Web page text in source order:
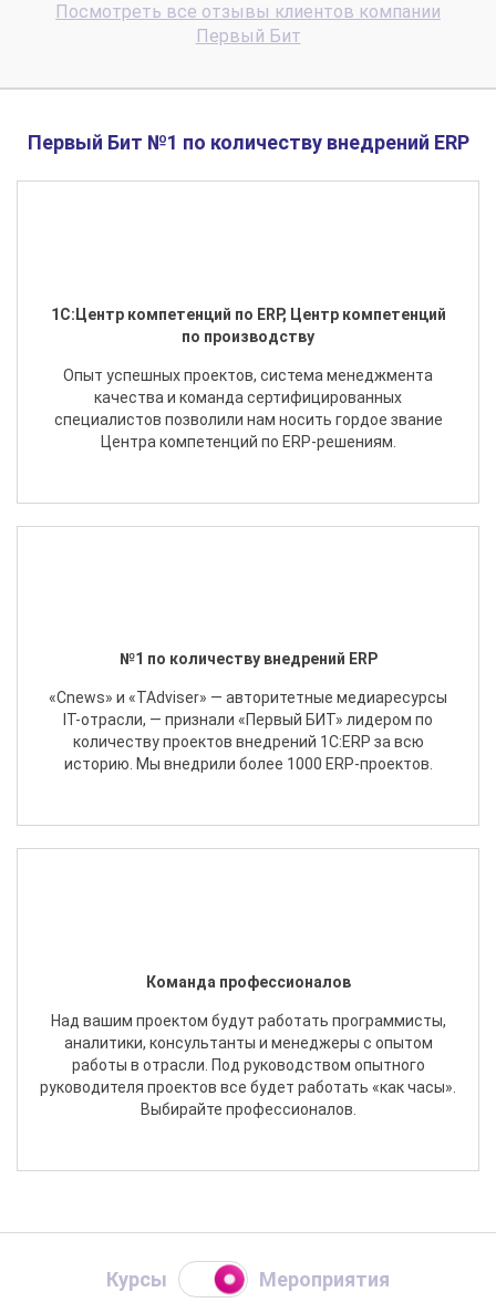
Посмотреть все отзывы клиентов компании
Первый Бит
Первый Бит №1 по количеству внедрений ERP
1С:Центр компетенций по ERP, Центр компетенций
по производству
Опыт успешных проектов, система менеджмента
качества и команда сертифицированных
специалистов позволили нам носить гордое звание
Центра компетенций по ERP-решениям.
№1 по количеству внедрений ERP
«Cnews» и «TAdviser» — авторитетные медиаресурсы
IT-отрасли, — признали «Первый БИТ» лидером по
количеству проектов внедрений 1С:ERP за всю
историю. Мы внедрили более 1000 ERP-проектов.
Команда профессионалов
Над вашим проектом будут работать программисты,
аналитики, консультанты и менеджеры с опытом
работы в отрасли. Под руководством опытного
руководителя проектов все будет работать «как часы».
Выбирайте профессионалов.
Курсы Мероприятия